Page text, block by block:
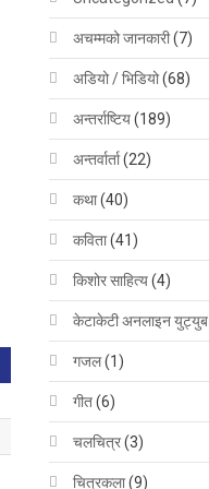
अचम्मको जानकारी(7)
अडियो / भिडियो(68)
अन्तर्राष्टिय(189)
अन्तर्वार्ता(22)
कथा(40)
कविता(41)
किशोर साहित्य(4)
केटाकेटी अनलाइन युट्युब
गजल(1)
गीत(6)
चलचित्र(3)
चित्रकला(9)